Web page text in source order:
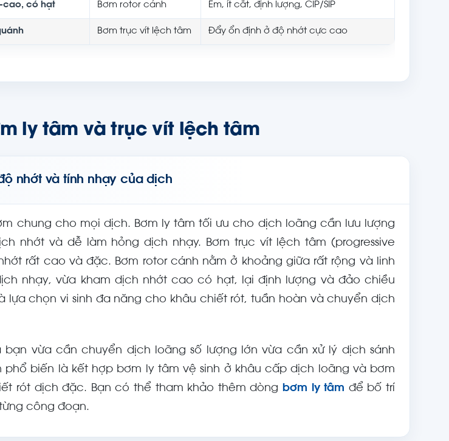
có hạt Bơm rotor cánh Êm, ít cắt, định lượng, CIP/SIP
Bơm trục vít lệch tâm Đẩy ổn định ở độ nhớt cực cao
ly tâm và trục vít lệch tâm
nhớt và tính nhạy của dịch
chung cho mọi dịch. Bơm ly tâm tối ưu cho dịch loãng cần lưu lượng
nhớt và dễ làm hỏng dịch nhạy. Bơm trục vít lệch tâm (progressive
rất cao và đặc. Bơm rotor cánh nằm ở khoảng giữa rất rộng và linh
nhạy, vừa kham dịch nhớt cao có hạt, lại định lượng và đảo chiều
lựa chọn vi sinh đa năng cho khâu chiết rót, tuần hoàn và chuyển dịch
bạn vừa cần chuyển dịch loãng số lượng lớn vừa cần xử lý dịch sánh
phổ biến là kết hợp bơm ly tâm vệ sinh ở khâu cấp dịch loãng và bơm
rót dịch đặc. Bạn có thể tham khảo thêm dòng bơm ly tâm để bố trí
công đoạn.